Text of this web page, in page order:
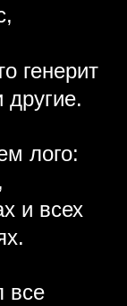
генерит
лого:
и всех
все